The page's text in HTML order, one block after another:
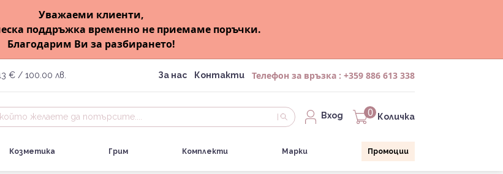
Уважаеми клиенти,
поддръжка временно не приемаме поръчки.
Благодарим Ви за разбирането!
€ / 100.00 лв. За нас Контакти Телефон за връзка : +359 886 613 338
Вход 0 Количка
Козметика Грим Комплекти Марки Промоции